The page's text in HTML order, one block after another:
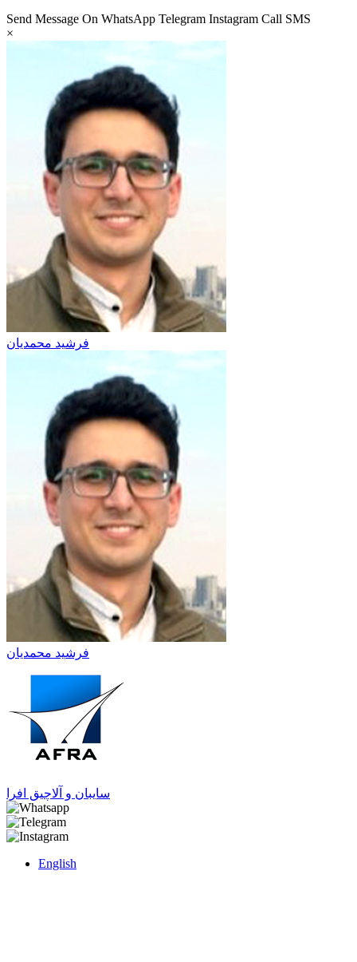
Send Message On WhatsApp Telegram Instagram Call SMS
×
فرشید محمدیان
فرشید محمدیان
سایبان و آلاچیق افرا
English